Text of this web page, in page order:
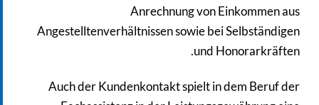
Anrechnung von Einkommen aus
Angestelltenverhältnissen sowie bei Selbständigen
und Honorarkräften.
Auch der Kundenkontakt spielt in dem Beruf der